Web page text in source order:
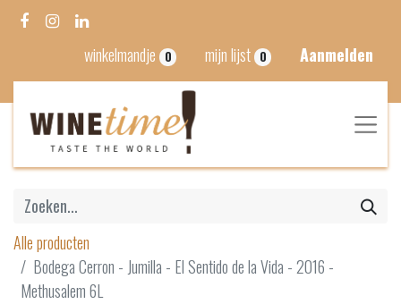
winkelmandje 0 mijn lijst 0 Aanmelden
Alle producten
Bodega Cerron - Jumilla - El Sentido de la Vida - 2016 -
Methusalem 6L